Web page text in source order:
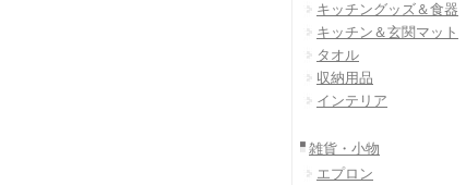
キッチングッズ＆食器
キッチン＆玄関マット
タオル
収納用品
インテリア
雑貨・小物
エプロン